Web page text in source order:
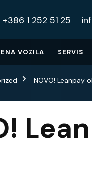
+386 1 252 51 25
VOZILA SERVIS
NOVO! Leanpay